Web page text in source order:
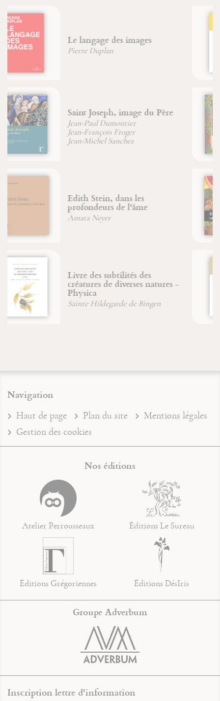
Bouddhisme
Marion Duvauchel
Les manuscrits enluminés et
leurs créateurs
Rowan Watson
Icônes arabes, mystères
d'Orient
Soeur Agnès-Mariam De la Croix
Maximin, Sidoine et Lazare
dans la Tradition de Provence
Brigitte Morelle
Navigation
Haut de page Plan du site
Mentions légales
Gestion des cookies
Nos éditions
Atelier Perrousseaux Éditions Le Sureau
Éditions Grégoriennes Éditions DésIris
Groupe Adverbum
Inscription lettre d'information